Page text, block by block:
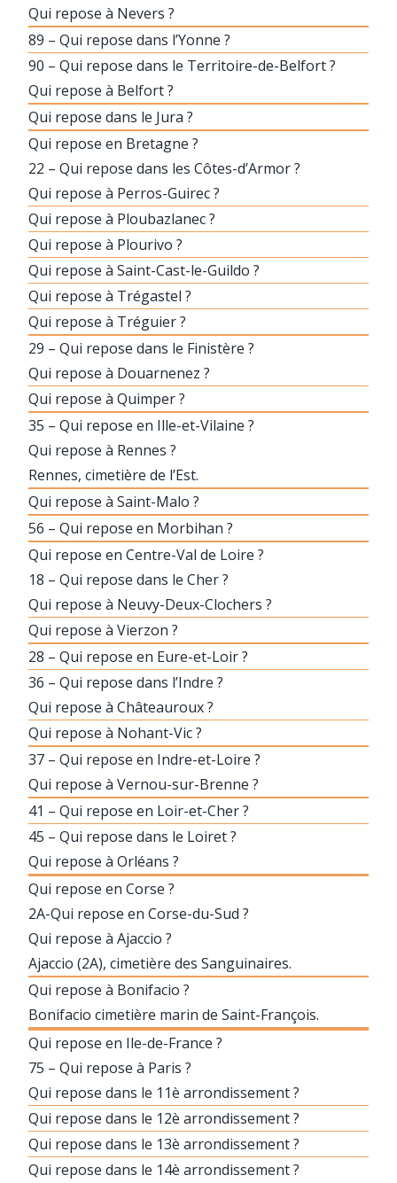
Qui repose à Nevers ?
89 – Qui repose dans l’Yonne ?
90 – Qui repose dans le Territoire-de-Belfort ?
Qui repose à Belfort ?
Qui repose dans le Jura ?
Qui repose en Bretagne ?
22 – Qui repose dans les Côtes-d’Armor ?
Qui repose à Perros-Guirec ?
Qui repose à Ploubazlanec ?
Qui repose à Plourivo ?
Qui repose à Saint-Cast-le-Guildo ?
Qui repose à Trégastel ?
Qui repose à Tréguier ?
29 – Qui repose dans le Finistère ?
Qui repose à Douarnenez ?
Qui repose à Quimper ?
35 – Qui repose en Ille-et-Vilaine ?
Qui repose à Rennes ?
Rennes, cimetière de l’Est.
Qui repose à Saint-Malo ?
56 – Qui repose en Morbihan ?
Qui repose en Centre-Val de Loire ?
18 – Qui repose dans le Cher ?
Qui repose à Neuvy-Deux-Clochers ?
Qui repose à Vierzon ?
28 – Qui repose en Eure-et-Loir ?
36 – Qui repose dans l’Indre ?
Qui repose à Châteauroux ?
Qui repose à Nohant-Vic ?
37 – Qui repose en Indre-et-Loire ?
Qui repose à Vernou-sur-Brenne ?
41 – Qui repose en Loir-et-Cher ?
45 – Qui repose dans le Loiret ?
Qui repose à Orléans ?
Qui repose en Corse ?
2A-Qui repose en Corse-du-Sud ?
Qui repose à Ajaccio ?
Ajaccio (2A), cimetière des Sanguinaires.
Qui repose à Bonifacio ?
Bonifacio cimetière marin de Saint-François.
Qui repose en Ile-de-France ?
75 – Qui repose à Paris ?
Qui repose dans le 11è arrondissement ?
Qui repose dans le 12è arrondissement ?
Qui repose dans le 13è arrondissement ?
Qui repose dans le 14è arrondissement ?